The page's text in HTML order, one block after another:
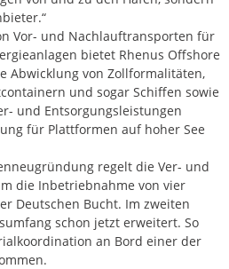
Vor- und Nachlauftransporten für
bietet Rhenus Offshore
Abwicklung von Zollformalitäten,
und sogar Schiffen sowie
und Entsorgungsleistungen
für Plattformen auf hoher See
regelt die Ver- und
die Inbetriebnahme von vier
Deutschen Bucht. Im zweiten
schon jetzt erweitert. So
an Bord einer der